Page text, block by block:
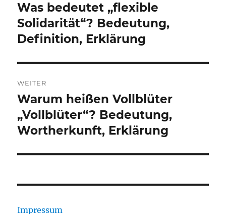
Vorheriger
Beitrag:
Was bedeutet „flexible
Solidarität“? Bedeutung,
Definition, Erklärung
WEITER
Nächster
Beitrag:
Warum heißen Vollblüter
„Vollblüter“? Bedeutung,
Wortherkunft, Erklärung
Impressum